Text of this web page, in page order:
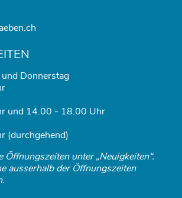
Donnerstag
und 14.00 - 18.00 Uhr
(durchgehend)
unter „Neuigkeiten“.
ausserhalb der Öffnungszeiten